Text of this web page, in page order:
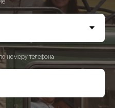
номеру телефона